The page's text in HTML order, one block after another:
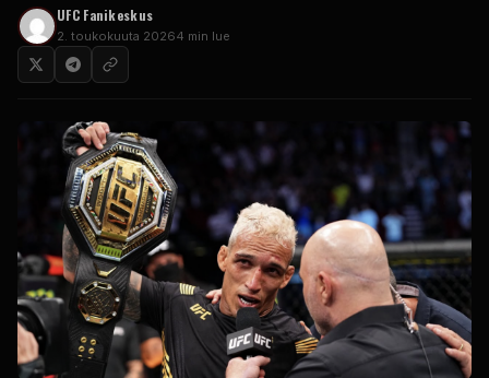
UFCFanikeskus
2. toukokuuta 20264 min lue